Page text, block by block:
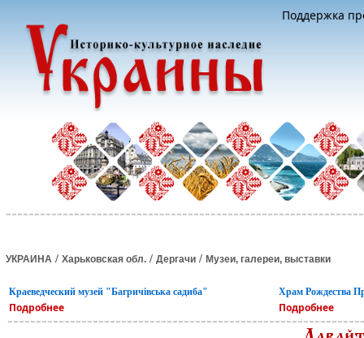
Поддержка
УКРАИНА / Харьковская обл. / Дергачи / Музеи, галереи, выставки
Краеведческий музей "Багричівська садиба"
Подробнее
Храм Рождества
Подробнее